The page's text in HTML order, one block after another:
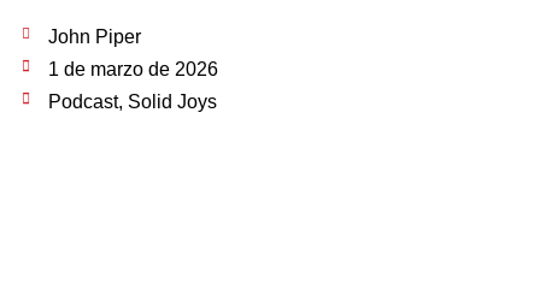
John Piper
1 de marzo de 2026
Podcast, Solid Joys